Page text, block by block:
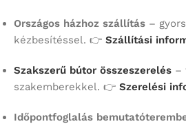
Országos házhoz szállítás –
kézbesítéssel. 👉 Szállítási
Szakszerű bútor összeszerelés –
szakemberekkel. 👉 Szerelési
Időpontfoglalás